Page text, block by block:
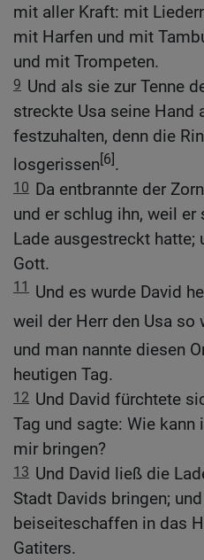
mit aller Kraft: mit
mit Harfen und mit
und mit Trompeten.
9 Und als sie zur Tenne
streckte Usa seine Hand
festzuhalten, denn die
losgerissen[6].
10 Da entbrannte der
und er schlug ihn, weil er
Lade ausgestreckt hatte;
Gott.
11 Und es wurde David
weil der Herr den Usa so
und man nannte diesen
heutigen Tag.
12 Und David fürchtete
Tag und sagte: Wie kann
mir bringen?
13 Und David ließ die
Stadt Davids bringen;
beiseiteschaffen in das
Gatiters.